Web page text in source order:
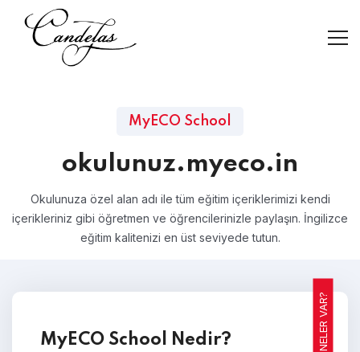
MyECO School
okulunuz.myeco.in
Okulunuza özel alan adı ile tüm eğitim içeriklerimizi kendi
içerikleriniz gibi öğretmen ve öğrencilerinizle paylaşın. İngilizce
eğitim kalitenizi en üst seviyede tutun.
NELER VAR?
MyECO School Nedir?